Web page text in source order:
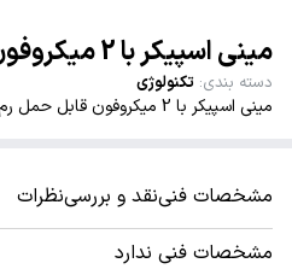
مینی اسپیکر با 2 میکروفون قابل حمل رم خور
دسته بندی: تکنولوژی
مینی اسپیکر با 2 میکروفون قابل حمل رم خور
مشخصات فنینقد و بررسینظرات
مشخصات فنی ندارد